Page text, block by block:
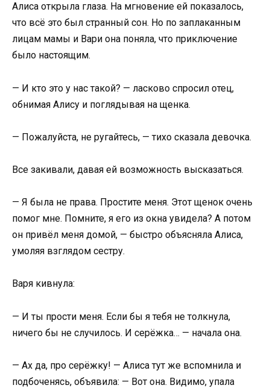
Алиса открыла глаза. На мгновение ей показалось,
что всё это был странный сон. Но по заплаканным
лицам мамы и Вари она поняла, что приключение
было настоящим.
— И кто это у нас такой? — ласково спросил отец,
обнимая Алису и поглядывая на щенка.
— Пожалуйста, не ругайтесь, — тихо сказала девочка.
Все закивали, давая ей возможность высказаться.
— Я была не права. Простите меня. Этот щенок очень
помог мне. Помните, я его из окна увидела? А потом
он привёл меня домой, — быстро объясняла Алиса,
умоляя взглядом сестру.
Варя кивнула:
— И ты прости меня. Если бы я тебя не толкнула,
ничего бы не случилось. И серёжка… — начала она.
— Ах да, про серёжку! — Алиса тут же вспомнила и
подбоченясь, объявила: — Вот она. Видимо, упала